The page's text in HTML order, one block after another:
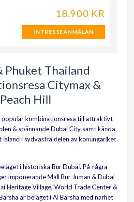
18.900 KR
INTRESSEANMÄLAN
Phuket Thailand
Citymax &
Peach Hill
populär kombinationsresa till attraktivt
& spännande Dubai City samt kända
Island i sydvästra delen av konungariket
i historiska Bur Dubai. På några
imponerande Mall Bur Juman & Dubai
Heritage Village, World Trade Center &
är beläget i Al Barsha med närhet